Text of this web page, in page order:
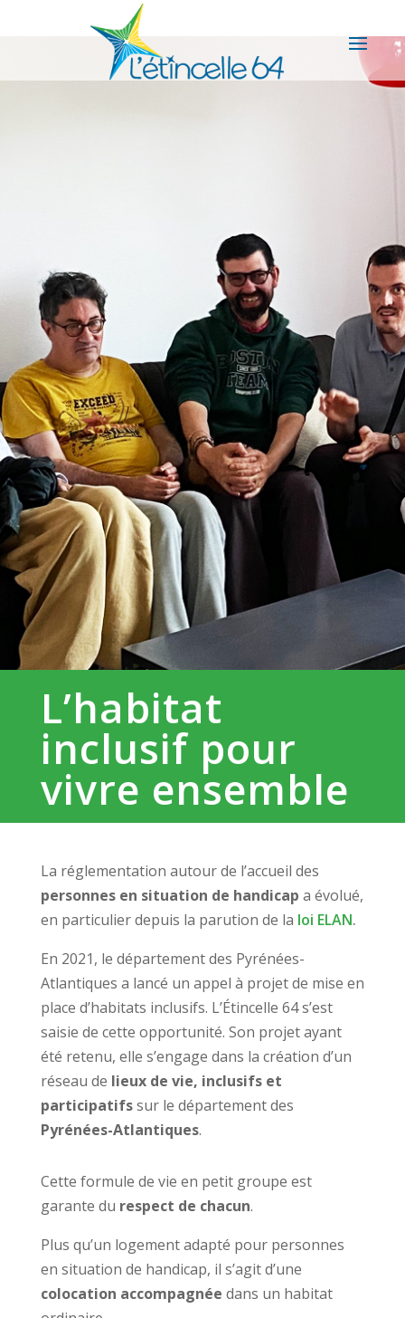
L’habitat
inclusif pour
vivre ensemble
La réglementation autour de l’accueil des
personnes en situation de handicap a évolué,
en particulier depuis la parution de la loi ELAN.
En 2021, le département des Pyrénées-
Atlantiques a lancé un appel à projet de mise en
place d’habitats inclusifs. L’Étincelle 64 s’est
saisie de cette opportunité. Son projet ayant
été retenu, elle s’engage dans la création d’un
réseau de lieux de vie, inclusifs et
participatifssur le département des
Pyrénées-Atlantiques.
Cette formule de vie en petit groupe est
garante du respect de chacun.
Plus qu’un logement adapté pour personnes
en situation de handicap, il s’agit d’une
colocation accompagnée dans un habitat